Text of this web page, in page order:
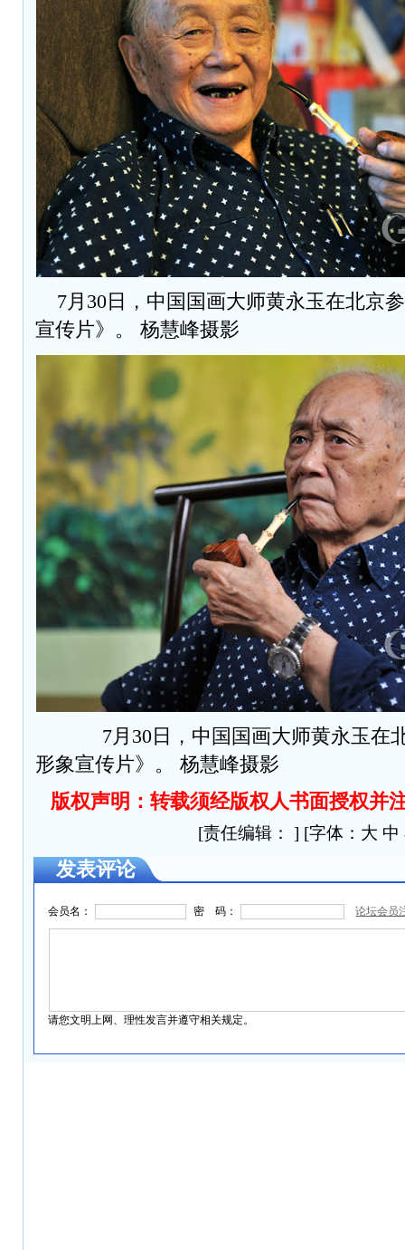
7月30日，中国国画大师黄永玉在北京
宣传片》。 杨慧峰摄影
7月30日，中国国画大师黄永玉在北
形象宣传片》。 杨慧峰摄影
版权声明 ：转载须经版权人书面授权并
[责任编辑： ] [字体： 大 中
发表评论
会员名： 密 码： 论坛会员
请您文明上网、理性发言并遵守相关规定。